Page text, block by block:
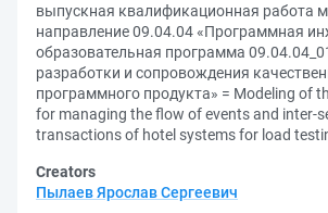
выпускная квалификационная работа
направление 09.04.04 «Программная
образовательная программа
разработки и сопровождения
программного продукта» = Modeling of
for managing the flow of events and inter-
transactions of hotel systems for load
Creators
Пылаев Ярослав Сергеевич